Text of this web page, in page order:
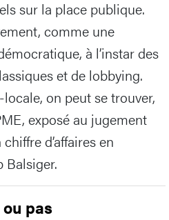
sur la place publique.
comme une
à l’instar des
et de lobbying.
on peut se trouver,
exposé au jugement
d’affaires en
Balsiger.
pas